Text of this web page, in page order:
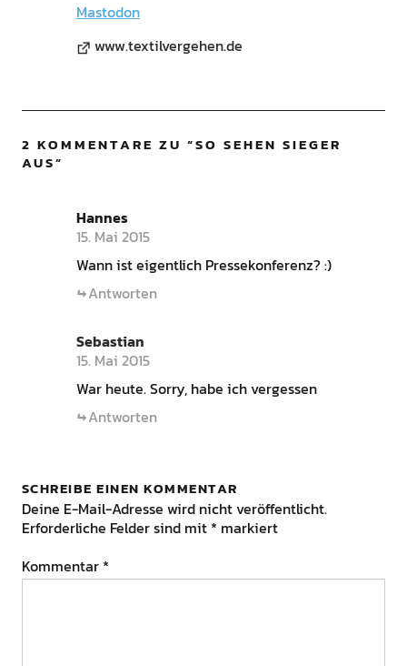
Mastodon
www.textilvergehen.de
2 KOMMENTARE ZU “SO SEHEN SIEGER
AUS”
Hannes
15. Mai 2015
Wann ist eigentlich Pressekonferenz? :)
Antworten
Sebastian
15. Mai 2015
War heute. Sorry, habe ich vergessen
Antworten
SCHREIBE EINEN KOMMENTAR
Deine E-Mail-Adresse wird nicht veröffentlicht.
Erforderliche Felder sind mit * markiert
Kommentar *